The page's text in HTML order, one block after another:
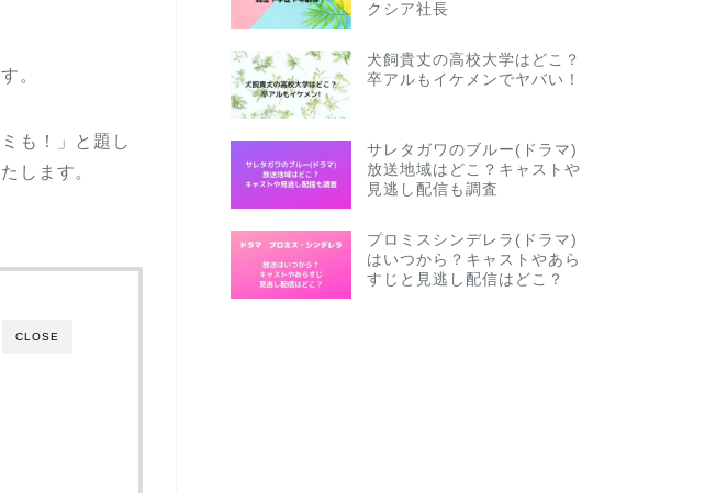
。
も！」と題し
します。
CLOSE
クシア社長
犬飼貴丈の高校大学はどこ？
卒アルもイケメンでヤバい！
サレタガワのブルー(ドラマ)
放送地域はどこ？キャストや
見逃し配信も調査
プロミスシンデレラ(ドラマ)
はいつから？キャストやあら
すじと見逃し配信はどこ？